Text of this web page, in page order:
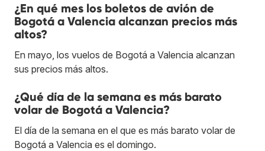
¿En qué mes los boletos de avión de
Bogotá a Valencia alcanzan precios más
altos?
En mayo, los vuelos de Bogotá a Valencia alcanzan
sus precios más altos.
¿Qué día de la semana es más barato
volar de Bogotá a Valencia?
El día de la semana en el que es más barato volar de
Bogotá a Valencia es el domingo.